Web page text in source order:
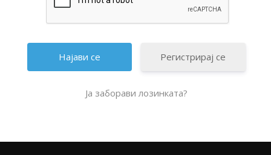
Регистрирај се
Ја заборави лозинката?